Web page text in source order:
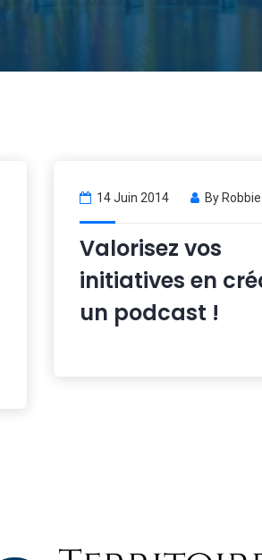
14 Juin 2014 By Robbie
Valorisez vos
initiatives en
un podcast !